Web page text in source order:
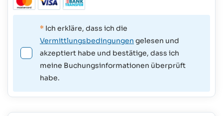
* Ich erkläre, dass ich die
Vermittlungsbedingungen gelesen und
akzeptiert habe und bestätige, dass ich
meine Buchungsinformationen überprüft
habe.